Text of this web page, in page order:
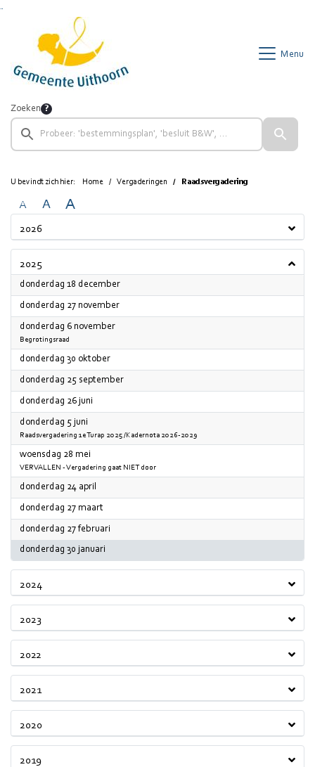
Menu
Zoeken
U bevindt zich hier: Home Vergaderingen Raadsvergadering
A A A
2026
2025
donderdag 18 december2025
donderdag 27 november2025
donderdag 6 november2025
Begrotingsraad
donderdag 30 oktober2025
donderdag 25 september2025
donderdag 26 juni
donderdag 5 juni
Raadsvergadering 1e Turap 2025 /Kadernota 2026-2029
woensdag 28 mei
VERVALLEN - Vergadering gaat NIET door
donderdag 24 april
donderdag 27 maart
donderdag 27 februari
donderdag 30 januari
2024
2023
2022
2021
2020
2019